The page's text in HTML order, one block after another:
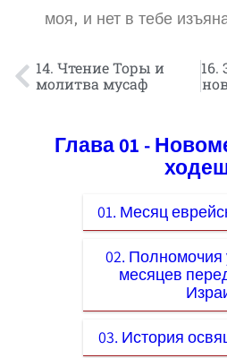
моя, и нет в тебе
14. Чтение Торы и
молитва мусаф
Глава 01 -
01. Месяц
02. Полномочия
месяцев
03. История